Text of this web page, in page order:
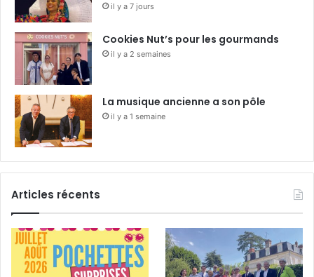
il y a 7 jours
Cookies Nut’s pour les gourmands
il y a 2 semaines
La musique ancienne a son pôle
il y a 1 semaine
Articles récents